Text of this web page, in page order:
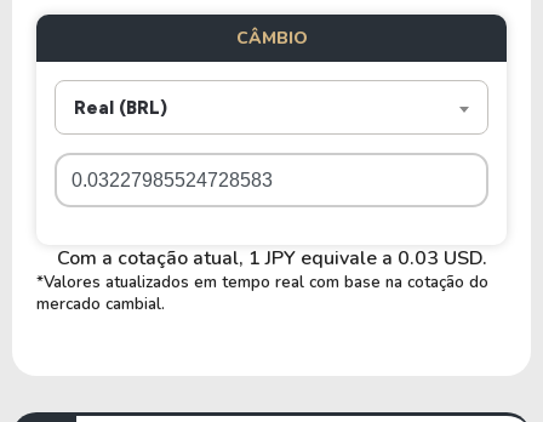
CÂMBIO
Real (BRL)
Com a cotação atual, 1 JPY equivale a 0.03 USD.
*Valores atualizados em tempo real com base na cotação do
mercado cambial.